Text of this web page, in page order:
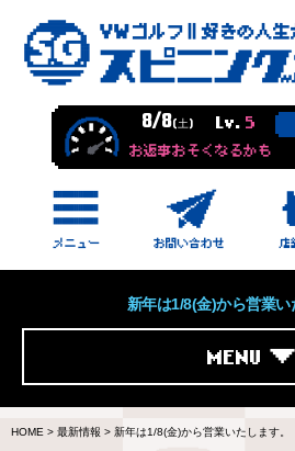
8/8(土) Lv. 5
お返事おそくなるかも
新年は1/8(金)から営業い
MENU
HOME > 最新情報 > 新年は1/8(金)から営業いたします。